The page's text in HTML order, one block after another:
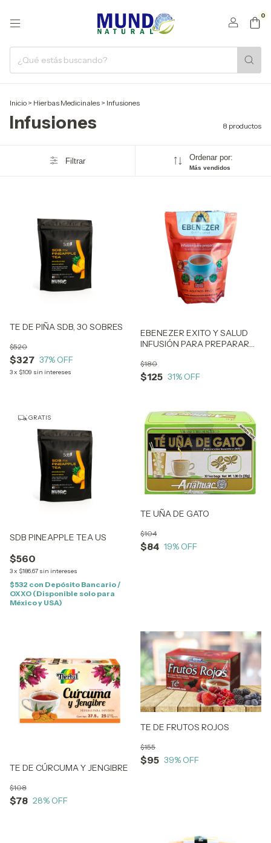
0
Inicio > Hierbas Medicinales > Infusiones
Infusiones 8 productos
Filtrar Ordenar por:
Más vendidos
TE DE PIÑA SDB, 30 SOBRES
$327
$520
37% OFF
3x $109 sin intereses
EBENEZER EXITO Y SALUD
INFUSIÓN PARA PREPARAR
$125
$180
31% OFF
GRATIS
SDB PINEAPPLE TEA US
$560
3x $186.67 sin intereses
$532 con Depósito Bancario /
OXXO (Disponible solo para
México y USA)
TE UÑA DE GATO
$84
$104
19% OFF
TE DE CÚRCUMA Y JENGIBRE
$78
$108
28% OFF
TE DE FRUTOS ROJOS
$95
$155
39% OFF